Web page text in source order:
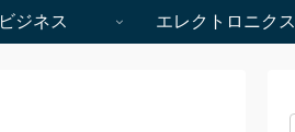
ビジネス エレクトロニクス